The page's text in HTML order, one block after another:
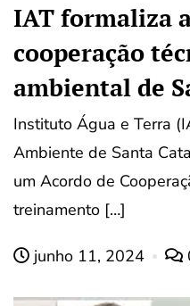
IAT formaliza
cooperação
ambiental de
Instituto Água e Terra
Ambiente de Santa
um Acordo de
treinamento […]
junho 11, 2024